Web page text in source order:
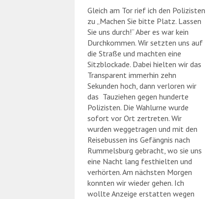
Gleich am Tor rief ich den Polizisten
zu „Machen Sie bitte Platz. Lassen
Sie uns durch!“ Aber es war kein
Durchkommen. Wir setzten uns auf
die Straße und machten eine
Sitzblockade. Dabei hielten wir das
Transparent immerhin zehn
Sekunden hoch, dann verloren wir
das Tauziehen gegen hunderte
Polizisten. Die Wahlurne wurde
sofort vor Ort zertreten. Wir
wurden weggetragen und mit den
Reisebussen ins Gefängnis nach
Rummelsburg gebracht, wo sie uns
eine Nacht lang festhielten und
verhörten. Am nächsten Morgen
konnten wir wieder gehen. Ich
wollte Anzeige erstatten wegen